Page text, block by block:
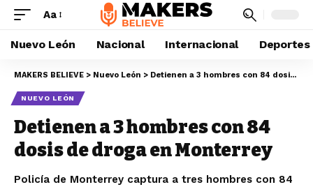
Aa
Nuevo León Nacional Internacional Deportes
MAKERS BELIEVE > Nuevo León > Detienen a 3 hombres con 84 dosis de droga en Monterrey
NUEVO LEÓN
Detienen a 3 hombres con 84
dosis de droga en Monterrey
Policía de Monterrey captura a tres hombres con 84